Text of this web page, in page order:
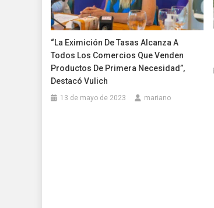
“La Eximición De Tasas Alcanza A
Todos Los Comercios Que Venden
Productos De Primera Necesidad”,
Destacó Vulich
13 de mayo de 2023 mariano